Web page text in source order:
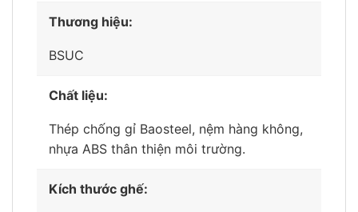
Thương hiệu:
BSUC
Chất liệu:
Thép chống gỉ Baosteel, nệm hàng không,
nhựa ABS thân thiện môi trường.
Kích thước ghế: